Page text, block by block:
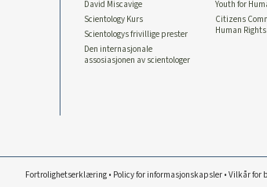
David Miscavige
Scientology Kurs
Scientologys frivillige prester
Den internasjonale
assosiasjonen av scientologer
Youth for
Citizens
Human Rights
Fortrolighetserklæring • Policy for informasjonskapsler • Vilkår for